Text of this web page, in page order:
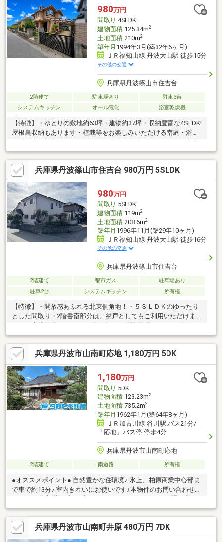
も直接出入りできます。■各階にトイレ・手洗い器が備わってい
ます。■周辺環境・シャクナゲ公園：徒歩1分・フードショップい
じり：徒歩1分・ローソン 篠山西紀店：徒歩14分
980万円
間取り 4SLDK
建物面積125.34m2
土地面積210m2
築年月 1994年3月(築32年6ヶ月)
ＪＲ福知山線 丹波大山駅 徒歩15分
その他の交通
兵庫県丹波篠山市住吉台
2階建て 駐車場あり
駐車3台
システムキッチン
オール電化 浴室乾燥機
【特徴】・ゆとりの敷地約63坪・建物約37坪・収納豊富な4SLDK!
屋根裏収納もあります・植栽等をお楽しみいただける南庭・浴室
は暖房乾燥機能付・キッチンには造付の食器棚があります・室内
ていねいにお使いです【リフォーム履歴】・2024年9月 電気温
水器交換、エコキュート交換・2016年5月 トイレ便座交換、ト
イレのクロス、床張替・2016年5月 ＴＶモニター付インターホ
ン設置・2013年10月 ユニットバス交換・2008年8月 オール電
化工事
兵庫県丹波篠山市住吉台 980万円 5SLDK
980万円
間取り 5SLDK
建物面積119m2
土地面積208.6m2
築年月 1996年11月(築29年10ヶ月)
ＪＲ福知山線 丹波大山駅 徒歩16分
その他の交通
兵庫県丹波篠山市住吉台
2階建て 都市ガス
駐車場あり
駐車2台
システムキッチン 所有権
【特徴】・開放感あふれる北東側角地！・５ＳＬＤＫのゆったり
とした間取り・2階書斎部分は、納戸としてもご利用いただけま
坪）【リフォーム履歴】・平成28年4月 キッチンコンロ交換・
平成28年7月 １Ｆトイレ交換・平成30年12月 浴室シャワー交
換・平成30年12月 外壁・屋根塗装・令和3年11月 洗面シャワ
ー交換・令和5年7月 換気扇・浴室クリーニング・令和6年8
月 網戸一部交換
兵庫県丹波市山南町応地 1,180万円 5DK
1,180万円
間取り 5DK
建物面積123.23m2
土地面積735.2m2
築年月 1962年1月(築64年8ヶ月)
ＪＲ加古川線 谷川駅 バス21分/
「応地」バス停 停歩4分
兵庫県丹波市山南町応地
2階建て 南道路 所有権
●オススメポイント● 自然豊かな住環境♪ 氷上、柏原商業中心部ま
で車で約13分♪ 室内きれいにお使いです♪本物件のお問い合わせは
タカセ不動産(株) 加西店 TEL:0790-35-8028まで！お問い合わ
せお待ちしております♪
兵庫県丹波市山南町井原 480万円 7DK